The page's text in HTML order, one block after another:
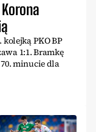
PKO BP
1:1. Bramkę
minucie dla